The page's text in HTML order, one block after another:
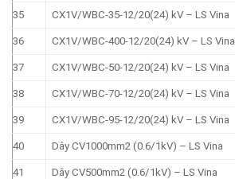
35 CX1V/WBC-35-12/20(24) kV – LS Vina
36 CX1V/WBC-400-12/20(24) kV – LS Vina
37 CX1V/WBC-50-12/20(24) kV – LS Vina
38 CX1V/WBC-70-12/20(24) kV – LS Vina
39 CX1V/WBC-95-12/20(24) kV – LS Vina
40 Dây CV1000mm2 (0.6/1kV) – LS Vina
41 Dây CV500mm2 (0.6/1kV) – LS Vina